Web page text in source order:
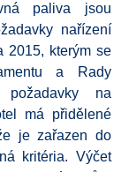
paliva jsou
nařízení
2015, kterým se
a Rady
na
má přidělené
je zařazen do
kritéria. Výčet